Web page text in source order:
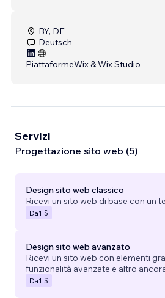
BY, DE
Deutsch
PiattaformeWix & Wix Studio
Servizi
Progettazione sito web (5)
Design sito web classico
Ricevi un sito web di base con un
Da1 $
Design sito web avanzato
Ricevi un sito web con elementi
funzionalità avanzate e altro
Da1 $